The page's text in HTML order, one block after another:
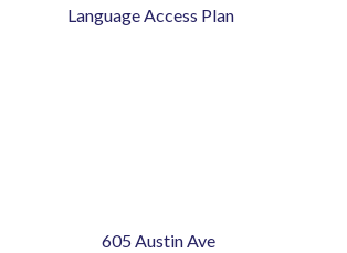
Language Access Plan
605 Austin Ave